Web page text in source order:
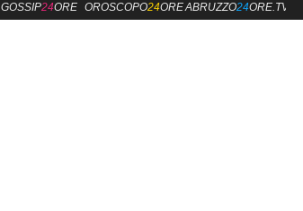
GOSSIP24ORE OROSCOPO24OREABRUZZO24ORE.TV